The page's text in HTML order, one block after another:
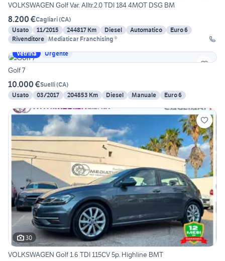
VOLKSWAGEN Golf Var. Alltr.2.0 TDI 184 4MOT DSG BM
8.200 €Cagliari(CA)
Usato
11/2015 244817 Km Diesel Automatico
Euro 6
Rivenditore Mediaticar Franchising ®
Vetrina
Urgente
Golf 7
10.000 €Suelli(CA)
Usato
03/2017 204853 Km Diesel Manuale Euro 6
30
VOLKSWAGEN Golf 1.6 TDI 115CV 5p. Highline BMT